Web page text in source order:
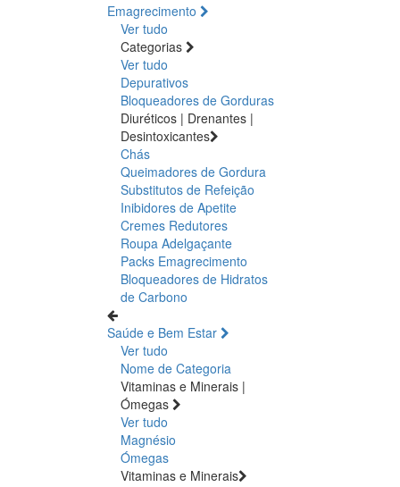
Emagrecimento
Ver tudo
Categorias
Ver tudo
Depurativos
Bloqueadores de Gorduras
Diuréticos | Drenantes |
Desintoxicantes
Chás
Queimadores de Gordura
Substitutos de Refeição
Inibidores de Apetite
Cremes Redutores
Roupa Adelgaçante
Packs Emagrecimento
Bloqueadores de Hidratos
de Carbono
Saúde e Bem Estar
Ver tudo
Nome de Categoria
Vitaminas e Minerais |
Ómegas
Ver tudo
Magnésio
Ómegas
Vitaminas e Minerais